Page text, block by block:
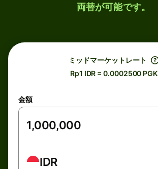
両替が可能です。
ミッドマーケットレート
Rp1 IDR = 0.0002500 PGK
金額
IDR